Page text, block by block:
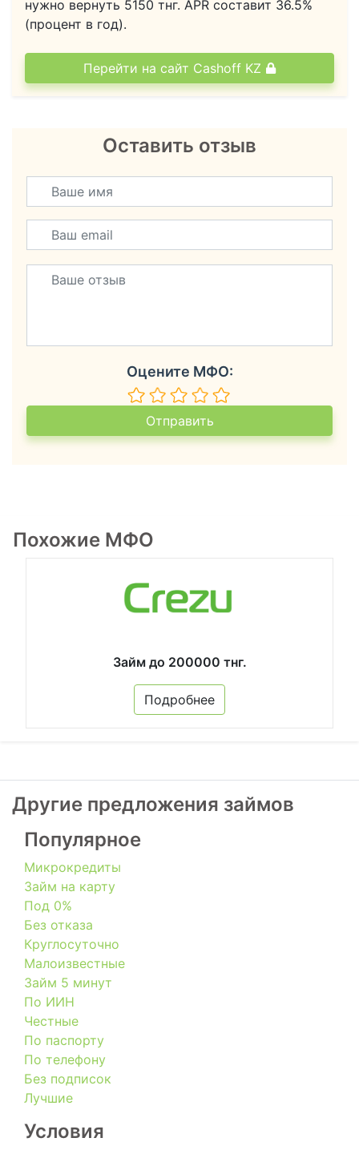
нужно вернуть 5150 тнг. APR составит 36.5%
(процент в год).
Перейти на сайт Cashoff KZ
Оставить отзыв
Оцените МФО:
Похожие МФО
Займ до 200000 тнг.
Подробнее
Другие предложения займов
Популярное
Микрокредиты
Займ на карту
Под 0%
Без отказа
Круглосуточно
Малоизвестные
Займ 5 минут
По ИИН
Честные
По паспорту
По телефону
Без подписок
Лучшие
Условия